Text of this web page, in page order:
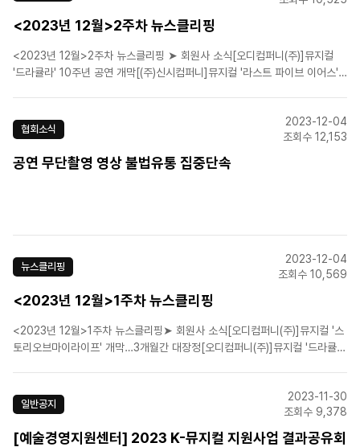
<2023년 12월>2주차 뉴스클리핑
<2023년 12월>2주차 뉴스클리핑 ➤ 회원사 소식[오디컴퍼니(주)]뮤지컬
'드라큘라' 10주년 공연 개막[(주)신시컴퍼니]뮤지컬 '라스트 파이브 이어스'
니]'베르사유의 장미' 뮤지컬 맛보기....
협회소식
2023-12-04
조회수 12,153
공연 무단촬영 영상 불법유통 집중단속
뉴스클리핑
2023-12-04
조회수 10,569
<2023년 12월>1주차 뉴스클리핑
<2023년 12월>1주차 뉴스클리핑➤ 회원사 소식[오디컴퍼니(주)]뮤지컬 '스
토리오브마이라이프' 개막…3개월간 대장정[오디컴퍼니(주)]뮤지컬 '드라큘
첫공 성료...[에이치제이컬쳐(주)]H..
일반공지
2023-11-30
조회수 9,378
[예술경영지원센터] 2023 K-뮤지컬 지원사업 결과공유회